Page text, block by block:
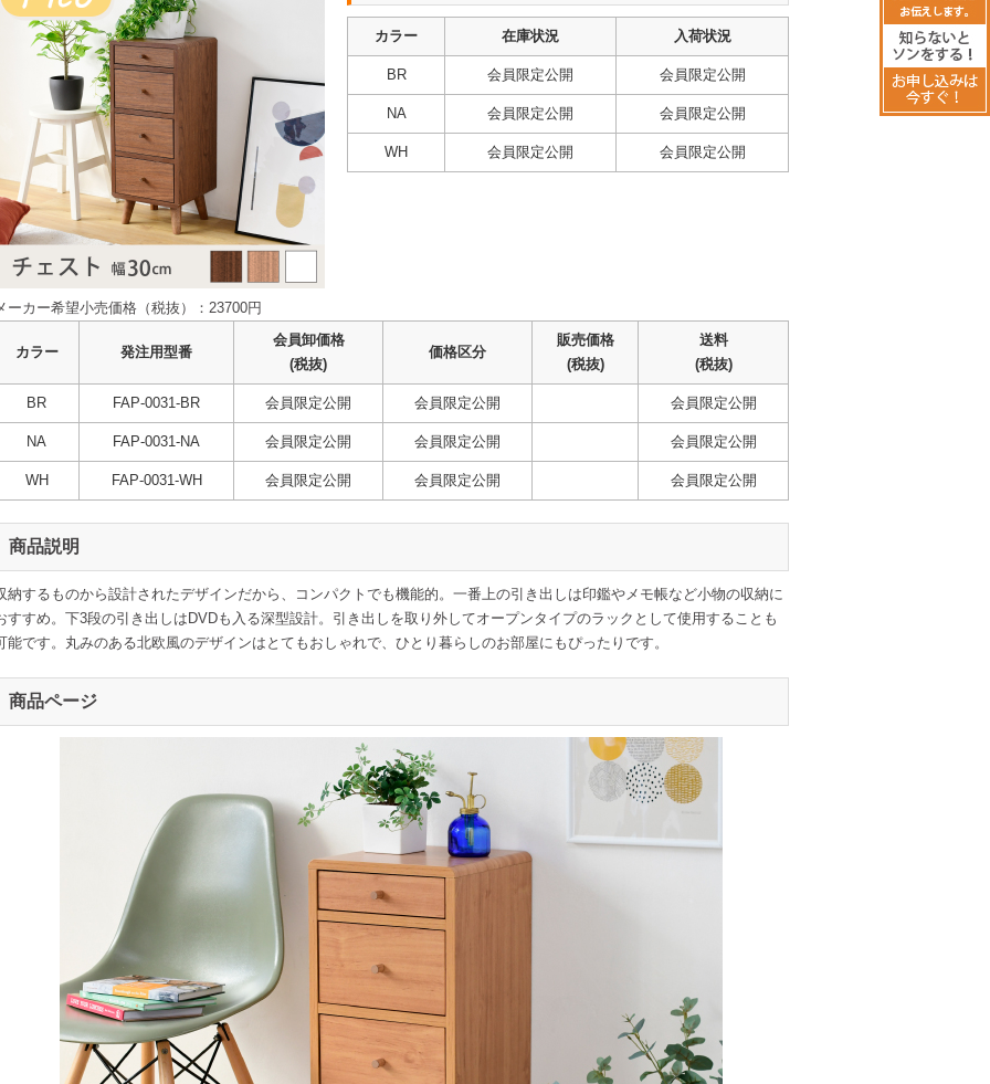
ーカー希望小売価格（税抜）：23700円
カラー 在庫状況 入荷状況
BR 会員限定公開 会員限定公開
NA 会員限定公開 会員限定公開
WH 会員限定公開 会員限定公開
カラー 発注用型番
会員卸価格
(税抜)
価格区分
販売価格
(税抜)
送料
(税抜)
BR FAP-0031-BR 会員限定公開 会員限定公開 会員限定公開
NA FAP-0031-NA 会員限定公開 会員限定公開 会員限定公開
WH FAP-0031-WH 会員限定公開 会員限定公開 会員限定公開
商品説明
納するものから設計されたデザインだから、コンパクトでも機能的。一番上の引き出しは印鑑やメモ帳など小物の収納に
すすめ。下3段の引き出しはDVDも入る深型設計。引き出しを取り外してオープンタイプのラックとして使用することも
能です。丸みのある北欧風のデザインはとてもおしゃれで、ひとり暮らしのお部屋にもぴったりです。
商品ページ